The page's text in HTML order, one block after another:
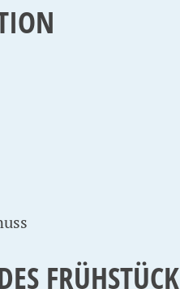
FRÜHSTÜCK